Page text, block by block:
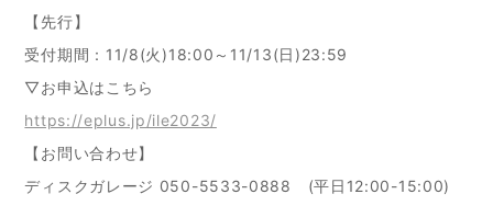
【先行】
受付期間：11/8(火)18:00～11/13(日)23:59
▽お申込はこちら
https://eplus.jp/ile2023/
【お問い合わせ】
ディスクガレージ 050-5533-0888 (平日12:00-15:00)